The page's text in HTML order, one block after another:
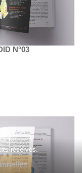
N°03
réservés.